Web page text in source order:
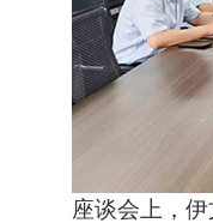
座谈会上，